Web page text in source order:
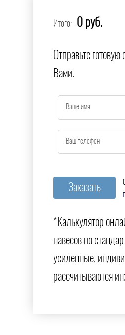
Итого: 0 руб.
Отправьте
Вами.
*Калькулятор
навесов по
усиленные,
рассчитываются